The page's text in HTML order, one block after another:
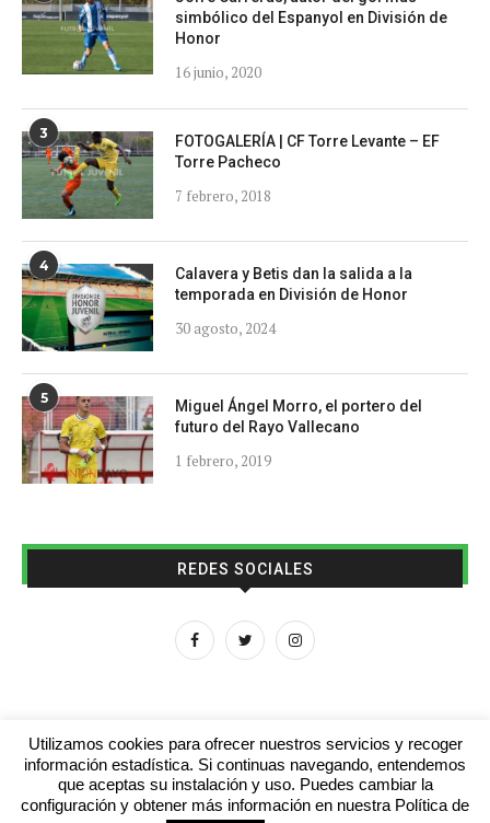
simbólico del Espanyol en División de
Honor
16 junio, 2020
3
FOTOGALERÍA | CF Torre Levante – EF
Torre Pacheco
7 febrero, 2018
4
Calavera y Betis dan la salida a la
temporada en División de Honor
30 agosto, 2024
5
Miguel Ángel Morro, el portero del
futuro del Rayo Vallecano
1 febrero, 2019
REDES SOCIALES
Aviso legal Contacto Colabora con nosotros
Utilizamos cookies para ofrecer nuestros servicios y recoger
información estadística. Si continuas navegando, entendemos
que aceptas su instalación y uso. Puedes cambiar la
configuración y obtener más información en nuestra Política de